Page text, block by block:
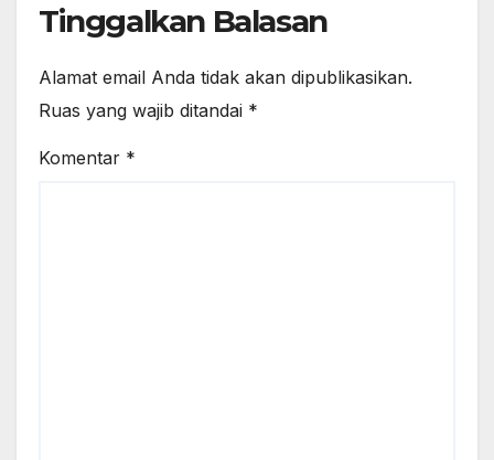
Tinggalkan Balasan
Alamat email Anda tidak akan dipublikasikan.
Ruas yang wajib ditandai *
Komentar *